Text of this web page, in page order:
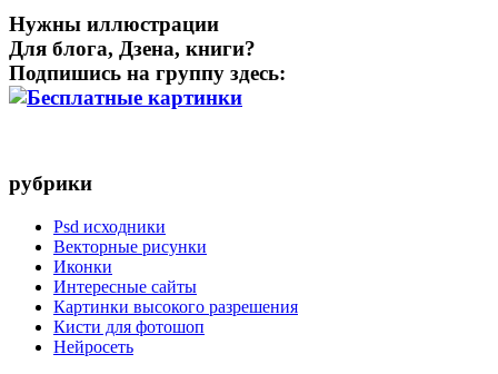
Нужны иллюстрации
Для блога, Дзена, книги?
Подпишись на группу здесь:
рубрики
Psd исходники
Векторные рисунки
Иконки
Интересные сайты
Картинки высокого разрешения
Кисти для фотошоп
Нейросеть